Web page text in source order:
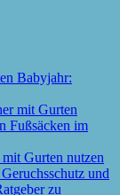
Babyjahr:
Gurten nutzen